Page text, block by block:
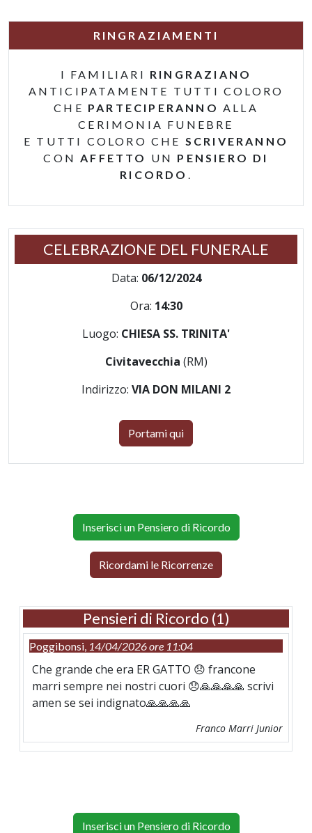
RINGRAZIAMENTI
I FAMILIARI RINGRAZIANO
ANTICIPATAMENTE TUTTI COLORO
CHE PARTECIPERANNO ALLA
CERIMONIA FUNEBRE
E TUTTI COLORO CHE SCRIVERANNO
CONAFFETTO UN PENSIERO DI
RICORDO .
CELEBRAZIONE DEL FUNERALE
Data: 06/12/2024
Ora: 14:30
Luogo: CHIESA SS. TRINITA'
Civitavecchia (RM)
Indirizzo: VIA DON MILANI 2
Portami qui
Inserisci un Pensiero di Ricordo
Ricordami le Ricorrenze
Pensieri di Ricordo (1)
Poggibonsi, 14/04/2026 ore 11:04
Che grande che era ER GATTO 😞 francone
marri sempre nei nostri cuori 😞🙏🙏🙏🙏 scrivi
amen se sei indignato🙏🙏🙏🙏
Franco Marri Junior
Inserisci un Pensiero di Ricordo